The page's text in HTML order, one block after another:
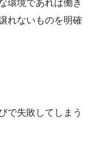
環境であれば働き
れないものを明確
で失敗してしまう